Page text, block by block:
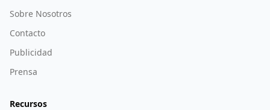
Sobre Nosotros
Contacto
Publicidad
Prensa
Recursos